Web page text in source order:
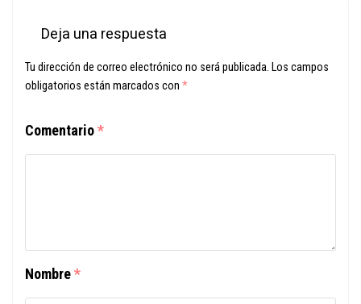
Deja una respuesta
Tu dirección de correo electrónico no será publicada. Los campos
obligatorios están marcados con *
Comentario*
Nombre*